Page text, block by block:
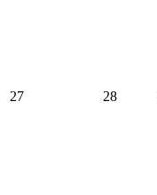
27 28